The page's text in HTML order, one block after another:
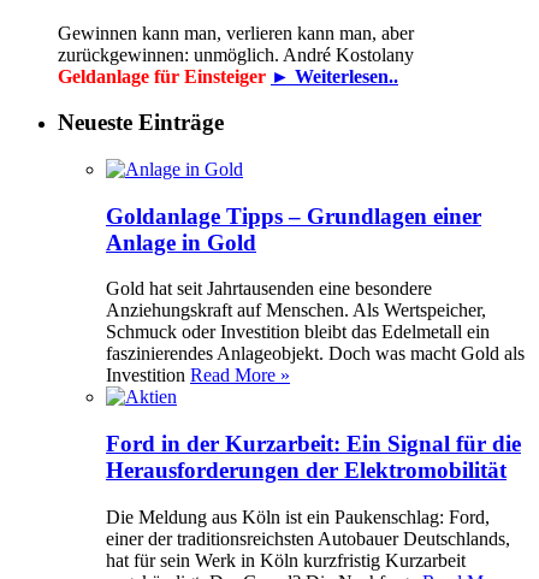
Gewinnen kann man, verlieren kann man, aber
zurückgewinnen: unmöglich. André Kostolany
Geldanlage für Einsteiger ► Weiterlesen..
Neueste Einträge
Goldanlage Tipps – Grundlagen einer
Anlage in Gold
Gold hat seit Jahrtausenden eine besondere
Anziehungskraft auf Menschen. Als Wertspeicher,
Schmuck oder Investition bleibt das Edelmetall ein
faszinierendes Anlageobjekt. Doch was macht Gold als
Investition Read More »
Ford in der Kurzarbeit: Ein Signal für die
Herausforderungen der Elektromobilität
Die Meldung aus Köln ist ein Paukenschlag: Ford,
einer der traditionsreichsten Autobauer Deutschlands,
hat für sein Werk in Köln kurzfristig Kurzarbeit